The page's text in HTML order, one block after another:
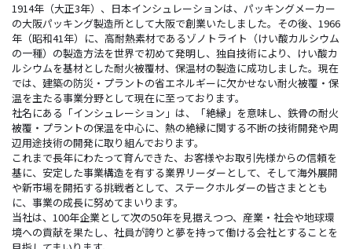
サステナビリティ
環境
エンジニアリング
IR情報
採用情報
1914年（大正3年）、日本インシュレーションは、パッキングメーカー
の大阪パッキング製造所として大阪で創業いたしました。その後、1966
年（昭和41年）に、高耐熱素材であるゾノトライト（けい酸カルシウム
の一種）の製造方法を世界で初めて発明し、独自技術により、けい酸カ
ルシウムを基材とした耐火被覆材、保温材の製造に成功しました。現在
では、建築の防災・プラントの省エネルギーに欠かせない耐火被覆・保
温を主たる事業分野として現在に至っております。
社名にある「インシュレーション」は、「絶縁」を意味し、鉄骨の耐火
被覆・プラントの保温を中心に、熱の絶縁に関する不断の技術開発や周
辺用途技術の開発に取り組んでおります。
これまで長年にわたって育んできた、お客様やお取引先様からの信頼を
基に、安定した事業構造を有する業界リーダーとして、そして海外展開
や新市場を開拓する挑戦者として、ステークホルダーの皆さまととも
に、事業の成長に努めてまいります。
当社は、100年企業として次の50年を見据えつつ、産業・社会や地球環
境への貢献を果たし、社員が誇りと夢を持って働ける会社とすることを